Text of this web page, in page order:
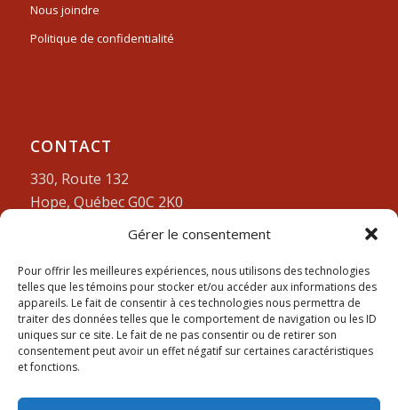
Gérer le consentement
Pour offrir les meilleures expériences, nous utilisons des technologies
telles que les témoins pour stocker et/ou accéder aux informations des
appareils. Le fait de consentir à ces technologies nous permettra de
traiter des données telles que le comportement de navigation ou les ID
uniques sur ce site. Le fait de ne pas consentir ou de retirer son
consentement peut avoir un effet négatif sur certaines caractéristiques
et fonctions.
Nous joindre
Politique de confidentialité
CONTACT
330, Route 132
Hope, Québec G0C 2K0
Lundi-vendredi:9am à 4pm